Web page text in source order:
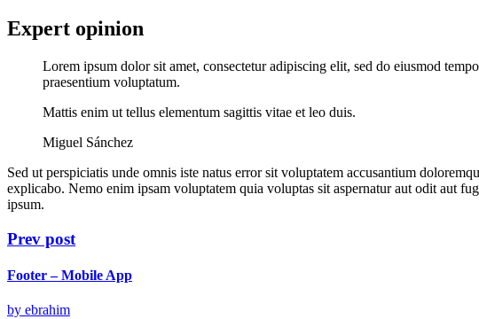
Expert opinion
Lorem ipsum dolor sit amet, consectetur adipiscing elit, sed do eiusmod
praesentium voluptatum.
Mattis enim ut tellus elementum sagittis vitae et leo duis.
Miguel Sánchez
Sed ut perspiciatis unde omnis iste natus error sit voluptatem accusantium
explicabo. Nemo enim ipsam voluptatem quia voluptas sit aspernatur aut odit aut
ipsum.
Prev post
Footer – Mobile App
by ebrahim